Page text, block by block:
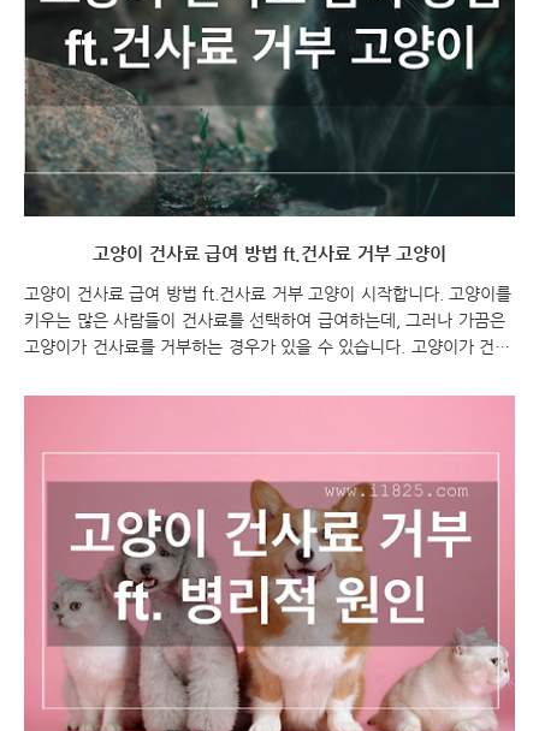
진 고양이 부모님들에게 ..
고양이 건사료 급여 방법 ft.건사료 거부 고양이
고양이 건사료 급여 방법 ft.건사료 거부 고양이 시작합니다. 고양이를
키우는 많은 사람들이 건사료를 선택하여 급여하는데, 그러나 가끔은
고양이가 건사료를 거부하는 경우가 있을 수 있습니다. 고양이가 건사
절한 급여 방법이 중요합니다. 이번 포스팅에서는 고양이 건사료를 거
습니다. 고양이 건사료 급여 방법 ft.건사료 거부 고양이 고양이 건사
료 고양이 건사료 급여 방법 고양이 건사료 급여 방법 고양이에게 고
양이 건사료 급여하는 방법은 다음과 같이 할 수 있습니다: 권장량 확
인: 고양이의 나이, 체중, 활동량, 건강상태 등을 고려하여 권장되는 사
료의 양을 확인합니다. 보통 사료의 ..